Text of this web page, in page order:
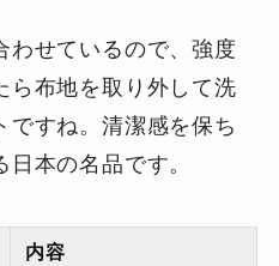
わせているので、強度
ら布地を取り外して洗
ですね。清潔感を保ち
本の名品です。
内容